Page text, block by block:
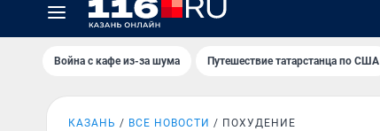
Война с кафе из-за шума Путешествие татарстанца по США
КАЗАНЬ ВСЕ НОВОСТИ ПОХУДЕНИЕ